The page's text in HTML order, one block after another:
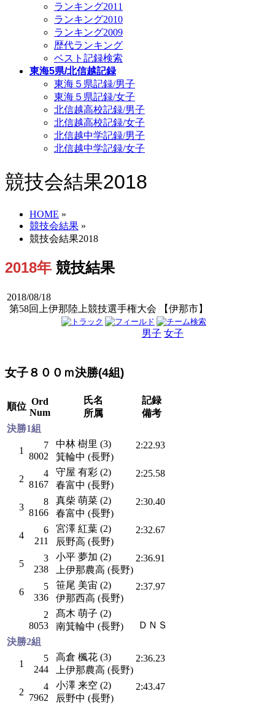
ランキング2011
ランキング2010
ランキング2009
歴代ランキング
ベスト記録検索
東海5県/北信越記録
東海５県記録/男子
東海５県記録/女子
北信越高校記録/男子
北信越高校記録/女子
北信越中学記録/男子
北信越中学記録/女子
競技会結果2018
HOME »
競技会結果 »
競技会結果2018
2018年 競技結果
2018/08/18
第58回上伊那陸上競技選手権大会 【伊那市】
男子 女子
女子８００ｍ決勝(4組)
順位 Ord
Num
氏名
所属
記録
備考
決勝1組
1
7
8002
中林 樹里 (3)
箕輪中 (長野)
2:22.93
2
4
8167
守屋 有彩 (2)
春富中 (長野)
2:25.58
3
8
8166
真柴 萌菜 (2)
春富中 (長野)
2:30.40
4
6
211
宮澤 紅葉 (2)
辰野高 (長野)
2:32.67
5
3
238
小平 夢加 (2)
上伊那農高 (長野)
2:36.91
6
5
336
笹尾 美宙 (2)
伊那西高 (長野)
2:37.97
2
8053
髙木 萌子 (2)
南箕輪中 (長野)
ＤＮＳ
決勝2組
1
5
244
高倉 楓花 (3)
上伊那農高 (長野)
2:36.23
2
4
7962
小澤 来空 (2)
辰野中 (長野)
2:43.47